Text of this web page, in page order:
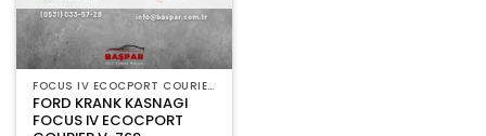
FOCUS IV ECOCPORT COURIER V-769 CONNECT V-408 FIESTA VII 301 308 508 RIFTER
FORD KRANK KASNAGI
FOCUS IV ECOCPORT